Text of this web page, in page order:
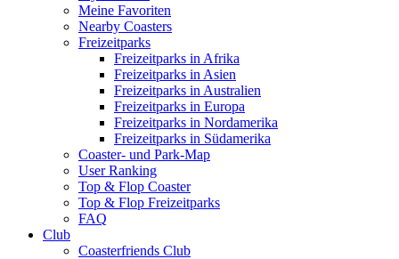
Meine Favoriten
Nearby Coasters
Freizeitparks
Freizeitparks in Afrika
Freizeitparks in Asien
Freizeitparks in Australien
Freizeitparks in Europa
Freizeitparks in Nordamerika
Freizeitparks in Südamerika
Coaster- und Park-Map
User Ranking
Top & Flop Coaster
Top & Flop Freizeitparks
FAQ
Club
Coasterfriends Club